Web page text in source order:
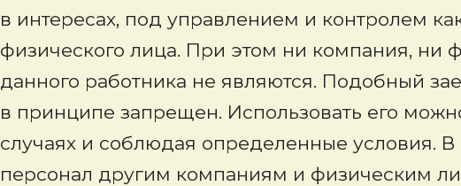
в интересах, под управлением и контролем
физического лица. При этом ни компания, ни
данного работника не являются. Подобный
в принципе запрещен. Использовать его
случаях и соблюдая определенные условия. В
персонал другим компаниям и физическим